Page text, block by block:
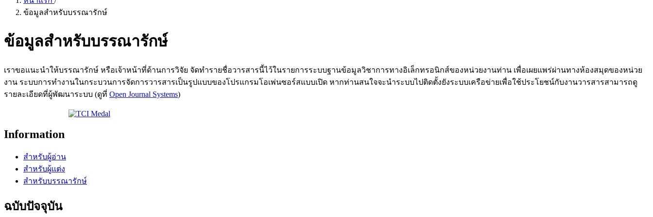
ข้อมูลสำหรับบรรณารักษ์
ข้อมูลสำหรับบรรณารักษ์
เราขอแนะนำให้บรรณารักษ์ หรือเจ้าหน้าที่ด้านการวิจัย จัดทำรายชื่อวารสารนี้ไว้ในรายการระบบฐานข้อมูลวิชาการทางอิเล็กทรอนิกส์ของหน่วยงานท่าน เพื่อเผยแพร่ผ่านทางห้องสมุดของหน่วย
งาน ระบบการทำงานในกระบวนการจัดการวารสารเป็นรูปแบบของโปรแกรมโอเพ่นซอร์สแบบเปิด หากท่านสนใจจะนำระบบไปติดตั้งยังระบบเครือข่ายเพื่อใช้ประโยชน์กับงานวารสารสามารถดู
รายละเอียดที่ผู้พัฒนาระบบ (ดูที่ Open Journal Systems)
Information
สำหรับผู้อ่าน
สำหรับผู้แต่ง
สำหรับบรรณารักษ์
ฉบับปัจจุบัน